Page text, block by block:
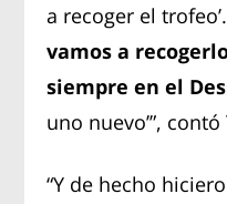
a recoger el
vamos a
siempre en el
uno nuevo’”,
“Y de hecho